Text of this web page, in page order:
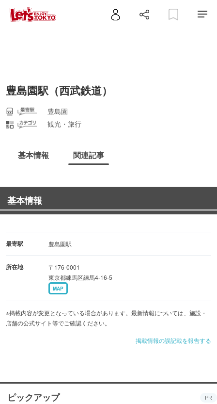
豊島園駅（西武鉄道）
豊島園
観光・旅行
基本情報 関連記事
基本情報
最寄駅 豊島園駅
所在地
〒176-0001
東京都練馬区練馬4-16-5
MAP
※掲載内容が変更となっている場合があります。最新情報については、施設・
店舗の公式サイト等でご確認ください。
掲載情報の誤記載を報告する
ピックアップ PR